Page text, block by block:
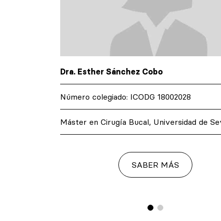
Dra. Esther Sánchez Cobo
Número colegiado: ICODG 18002028
Máster en Cirugía Bucal, Universidad de
SABER MÁS